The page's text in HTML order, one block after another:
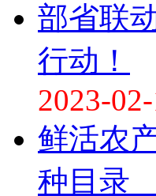
部省联
行动！
2023-
鲜活农
种目录